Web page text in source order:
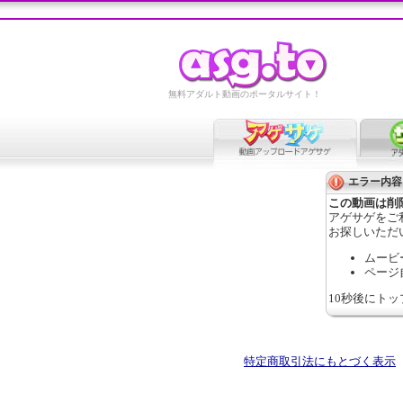
無料アダルト動画のポータルサイト！
エラー内容
この動画は削
アゲサゲをご
お探しいただ
ムービ
ページ
10秒後にト
特定商取引法にもとづく表示